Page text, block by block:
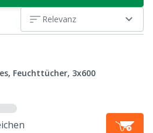
Relevanz
Feuchttücher, 3x600